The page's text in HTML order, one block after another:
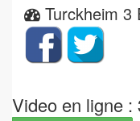
Turckheim 3
Video en ligne